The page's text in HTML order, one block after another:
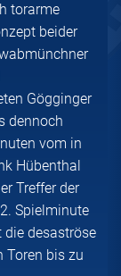
torarme
beider
Gögginger
dennoch
vom in
Hübenthal
Treffer der
Spielminute
die desaströse
Toren bis zu